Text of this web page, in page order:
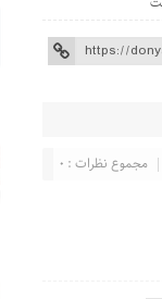
مجموع نظرات : 0